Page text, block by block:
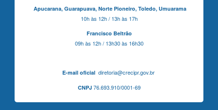
Apucarana, Guarapuava, Norte Pioneiro, Toledo, Umuarama
10h às 12h / 13h às 17h
Francisco Beltrão
09h às 12h / 13h30 às 16h30
E-mail oficialdiretoria@crecipr.gov.br
CNPJ76.693.910/0001-69